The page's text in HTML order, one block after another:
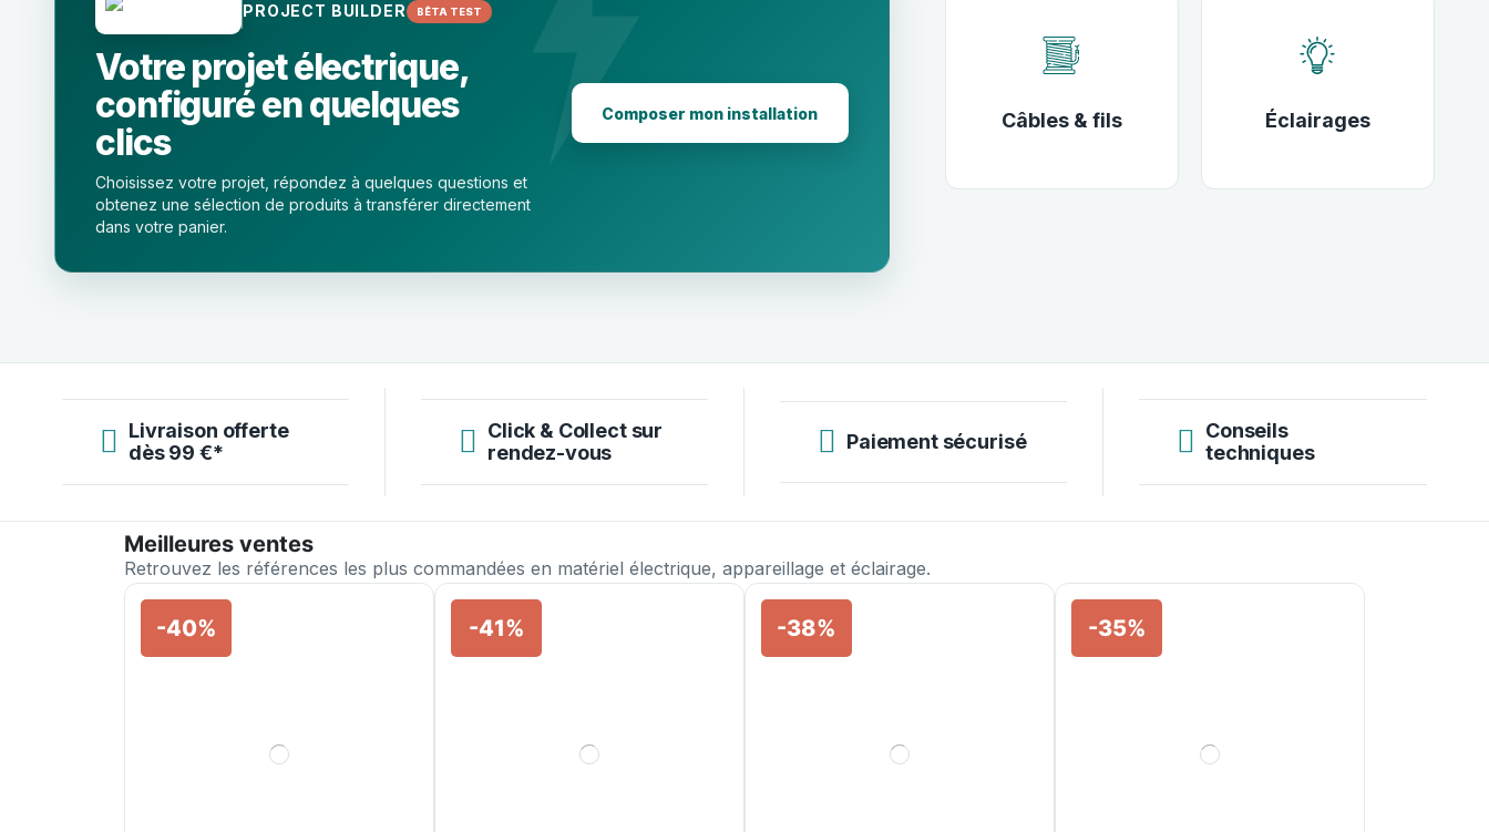
PROJECT BUILDER BÊTA TEST
Votre projet électrique,
configuré en quelques
clics
Choisissez votre projet, répondez à quelques questions et
obtenez une sélection de produits à transférer directement
dans votre panier.
Composer mon installation Câbles & fils Éclairages
Livraison offerte
dès 99 €*
Click & Collect sur
rendez-vous
Paiement sécurisé
Conseils
techniques
Meilleures ventes
Retrouvez les références les plus commandées en matériel électrique, appareillage et éclairage.
-40% -41% -38% -35%